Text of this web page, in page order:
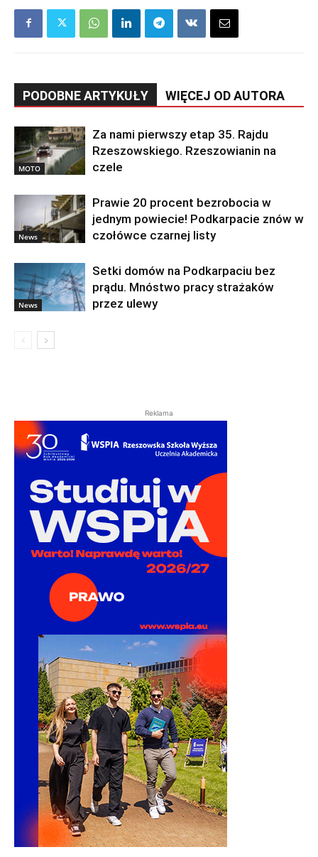
PODOBNE ARTYKUŁY WIĘCEJ OD AUTORA
MOTO
Za nami pierwszy etap 35. Rajdu
Rzeszowskiego. Rzeszowianin na
czele
News
Prawie 20 procent bezrobocia w
jednym powiecie! Podkarpacie znów w
czołówce czarnej listy
News
Setki domów na Podkarpaciu bez
prądu. Mnóstwo pracy strażaków
przez ulewy
Reklama